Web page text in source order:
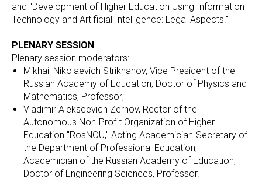
and "Development of Higher Education Using Information
Technology and Artificial Intelligence: Legal Aspects."
PLENARY SESSION
Plenary session moderators:
Mikhail Nikolaevich Strikhanov, Vice President of the
Russian Academy of Education, Doctor of Physics and
Mathematics, Professor;
Vladimir Alekseevich Zernov, Rector of the
Autonomous Non-Profit Organization of Higher
Education "RosNOU," Acting Academician-Secretary of
the Department of Professional Education,
Academician of the Russian Academy of Education,
Doctor of Engineering Sciences, Professor.